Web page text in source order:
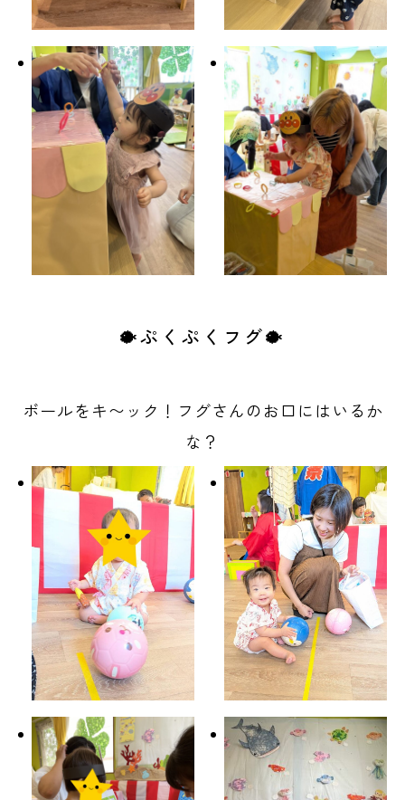
🐡ぷくぷくフグ🐡
ボールをキ〜ック！フグさんのお口にはいるか
な？